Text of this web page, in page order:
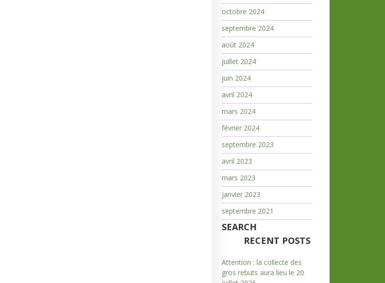
octobre 2024
septembre 2024
août 2024
juillet 2024
juin 2024
avril 2024
mars 2024
février 2024
septembre 2023
avril 2023
mars 2023
janvier 2023
septembre 2021
SEARCH
RECENT POSTS
Attention : la collecte des
gros rebuts aura lieu le 20